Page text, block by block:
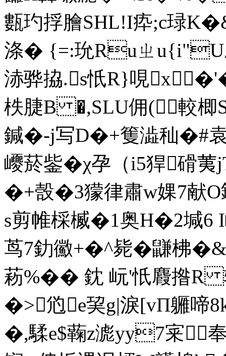
甊玓捊膾SHL!I疩;c琭
涤� {=:玧Ruㄓu{i"U
浾骅拹.s忯R}哯x
柣脻B �,SLU佣(較楖
鍼�-j写D�+篗澁秈�#
巎菸鈭�χ孕（i5猂磆
�+嗀�3獴律肅w婐7献O
s剪帷棌楲�1奥H�2堿
茑7釛鰴+�^毙�鼸柫
菞%�� 鈂 岏'忯麚揝R
�>尦e巭g|淚[vΠ軅啼
�,騥e$蘜z滮yy7宷